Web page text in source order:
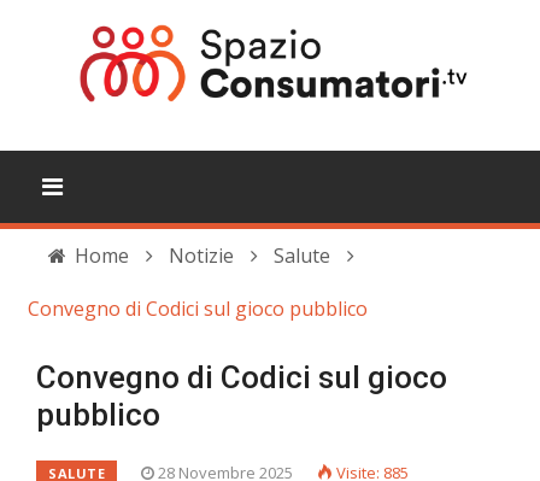
Home Notizie
Salute
Convegno di Codici sul gioco pubblico
Convegno di Codici sul gioco
pubblico
SALUTE 28 Novembre 2025 Visite: 885